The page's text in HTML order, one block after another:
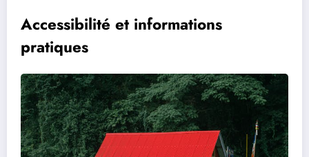
Accessibilité et informations
pratiques